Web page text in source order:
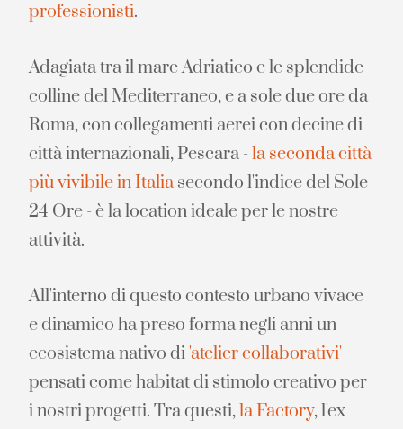
professionisti.
Adagiata tra il mare Adriatico e le splendide
colline del Mediterraneo, e a sole due ore da
Roma, con collegamenti aerei con decine di
città internazionali, Pescara -la seconda città
più vivibile in Italia secondo l'indice del Sole
24 Ore - è la location ideale per le nostre
attività.
All'interno di questo contesto urbano vivace
e dinamico ha preso forma negli anni un
ecosistema nativo di 'atelier collaborativi'
pensati come habitat di stimolo creativo per
i nostri progetti. Tra questi,la Factory, l'ex